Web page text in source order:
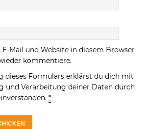
E-Mail und Website in diesem Browser
kommentiere.
dieses Formulars erklärst du dich mit
und Verarbeitung deiner Daten durch
*